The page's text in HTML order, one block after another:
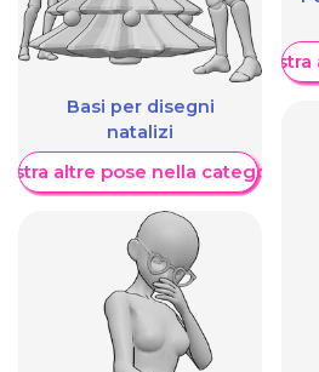
Basi per disegni
natalizi
altre pose nella categoria
Mostra